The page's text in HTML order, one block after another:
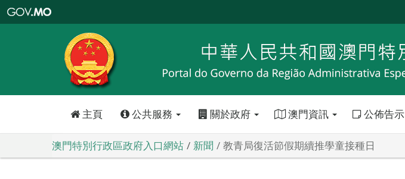
特
政
區
政
口
主頁 公共服務 關於政府 澳門資訊 公佈告示
澳門特別行政區政府入口網站 新聞 教青局復活節假期續推學童接種日